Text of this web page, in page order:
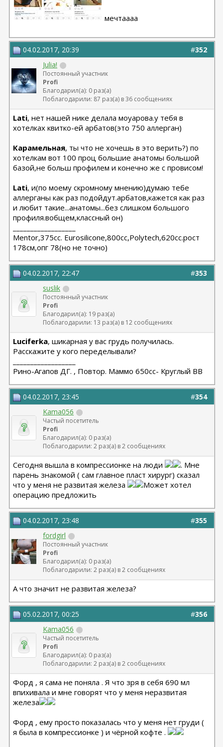
мечтаааа
#352
04.02.2017, 20:39
Julia!
Постоянный участник
Profi
Благодарил(а): 0 раз(а)
Поблагодарили: 87 раз(а) в 36 сообщениях
Lati, нет нашей нике делала моуарова.у тебя в
хотелках квитко-ей арбатов(это 750 аллерган)
Карамельная, ты что не хочешь в это верить?) по
хотелкам вот 100 проц большие анатомы большой
базой,не больш профилем и конечно же с провисом!
Lati, и(по моему скромному мнению)думаю тебе
аллерганы как раз подойдут.арбатов,кажется как раз
и любит такие...анатомы...без слишком большого
профиля.вобщем,классный он)
Мentor,375cc. Eurosilicone,800cc,Polytech,620cc.рост
178см,опг 78(но не точно)
#353
04.02.2017, 22:47
suslik
Постоянный участник
Profi
Благодарил(а): 19 раз(а)
Поблагодарили: 13 раз(а) в 12 сообщениях
Luciferka, шикарная у вас грудь получилась.
Расскажите у кого переделывали?
Рино-Агапов ДГ. , Повтор. Маммо 650сс- Круглый ВВ
#354
04.02.2017, 23:45
Kama056
Частый посетитель
Profi
Благодарил(а): 0 раз(а)
Поблагодарили: 2 раз(а) в 2 сообщениях
Сегодня вышла в компрессионке на люди
. Мне
парень знакомой ( сам главное пласт хирург) сказал
что у меня не развитая железа
Может хотел
операцию предложить
#355
04.02.2017, 23:48
fordgirl
Постоянный участник
Profi
Благодарил(а): 0 раз(а)
Поблагодарили: 2 раз(а) в 2 сообщениях
А что значит не развитая железа?
#356
05.02.2017, 00:25
Kama056
Частый посетитель
Profi
Благодарил(а): 0 раз(а)
Поблагодарили: 2 раз(а) в 2 сообщениях
Форд , я сама не поняла . Я что зря в себя 690 мл
впихивала и мне говорят что у меня неразвитая
железа
Форд , ему просто показалась что у меня нет груди (
я была в компрессионке ) и чёрной кофте .